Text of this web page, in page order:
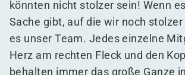
könnten nicht stolzer sein! Wenn
Sache gibt, auf die wir noch
es unser Team. Jedes einzelne
Herz am rechten Fleck und den
behalten immer das große Ganze